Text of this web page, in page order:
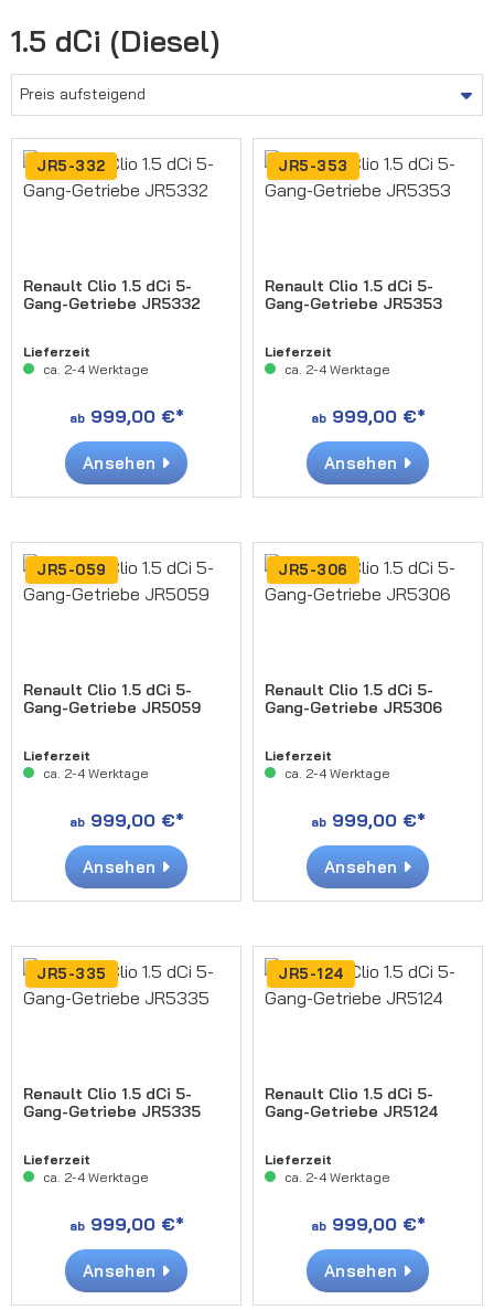
1.5 dCi (Diesel)
JR5-332
Renault Clio 1.5 dCi 5-
Gang-Getriebe JR5332
Lieferzeit
ca. 2-4 Werktage
ab999,00 €*
Ansehen
JR5-353
Renault Clio 1.5 dCi 5-
Gang-Getriebe JR5353
Lieferzeit
ca. 2-4 Werktage
ab999,00 €*
Ansehen
JR5-059
Renault Clio 1.5 dCi 5-
Gang-Getriebe JR5059
Lieferzeit
ca. 2-4 Werktage
ab999,00 €*
Ansehen
JR5-306
Renault Clio 1.5 dCi 5-
Gang-Getriebe JR5306
Lieferzeit
ca. 2-4 Werktage
ab999,00 €*
Ansehen
JR5-335
Renault Clio 1.5 dCi 5-
Gang-Getriebe JR5335
Lieferzeit
ca. 2-4 Werktage
ab999,00 €*
Ansehen
JR5-124
Renault Clio 1.5 dCi 5-
Gang-Getriebe JR5124
Lieferzeit
ca. 2-4 Werktage
ab999,00 €*
Ansehen